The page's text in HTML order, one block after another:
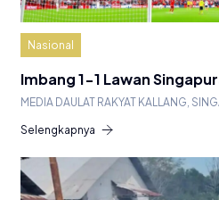
Nasional
Imbang 1-1 Lawan
MEDIA DAULAT RAKYAT KALLANG,
Selengkapnya